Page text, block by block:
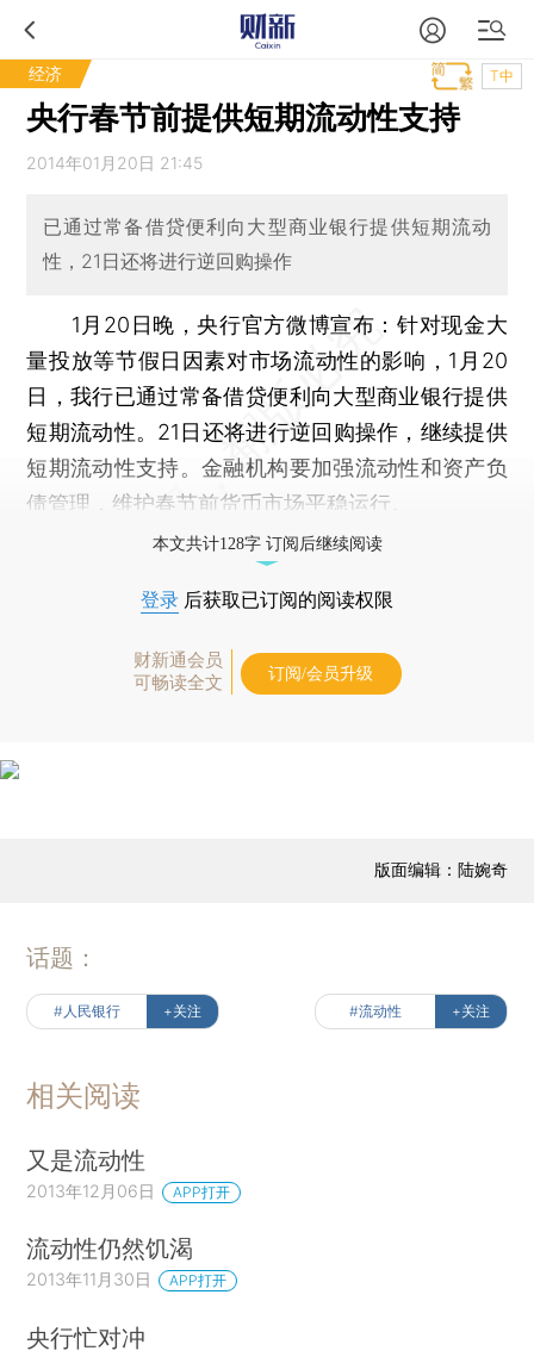
经济 T中
央行春节前提供短期流动性支持
2014年01月20日 21:45
已通过常备借贷便利向大型商业银行提供短期流动
性，21日还将进行逆回购操作
1月20日晚，央行官方微博宣布：针对现金大
量投放等节假日因素对市场流动性的影响，1月20
日，我行已通过常备借贷便利向大型商业银行提供
短期流动性。21日还将进行逆回购操作，继续提供
短期流动性支持。金融机构要加强流动性和资产负
债管理，维护春节前货币市场平稳运行。
本文共计128字 订阅后继续阅读
登录 后获取已订阅的阅读权限
财新通会员
可畅读全文
订阅/会员升级
版面编辑：陆婉奇
话题：
#人民银行 +关注 #流动性 +关注
相关阅读
又是流动性
2013年12月06日 APP打开
流动性仍然饥渴
2013年11月30日 APP打开
央行忙对冲